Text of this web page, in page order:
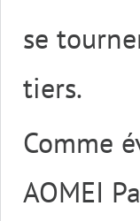
se
tiers.
Comme
AOMEI